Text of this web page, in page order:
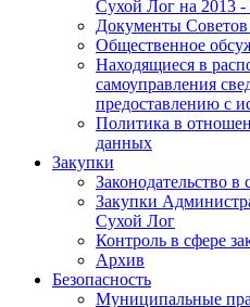
Сухой Лог на 2013 -
Документы
Общественное
Находящиеся в
самоуправления
предоставлению с
Политика в
данных
Закупки
Законодательство в
Закупки
Сухой Лог
Контроль в сфере
Архив
Безопасность
Муниципальные